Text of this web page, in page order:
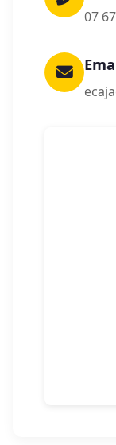
07